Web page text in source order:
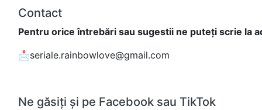
Contact
Pentru orice întrebări sau sugestii ne puteți scrie la
📩seriale.rainbowlove@gmail.com
Ne găsiți și pe Facebook sau TikTok